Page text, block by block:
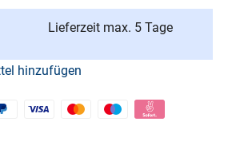
Lieferzeit max. 5 Tage
hinzufügen